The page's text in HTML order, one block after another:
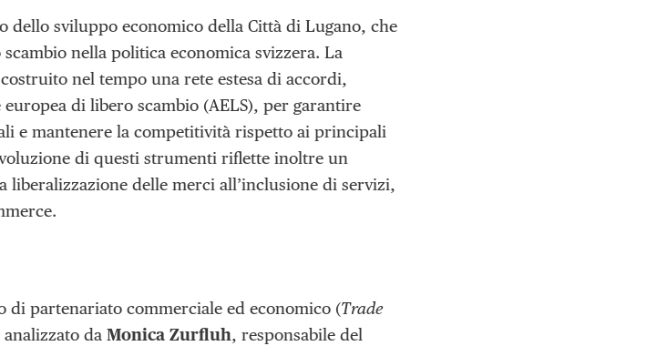
dello sviluppo economico della Città di Lugano, che
nella politica economica svizzera. La
nel tempo una rete estesa di accordi,
di libero scambio (AELS), per garantire
e mantenere la competitività rispetto ai principali
di questi strumenti riflette inoltre un
delle merci all’inclusione di servizi,
di partenariato commerciale ed economico (Trade
analizzato da Monica Zurfluh, responsabile del